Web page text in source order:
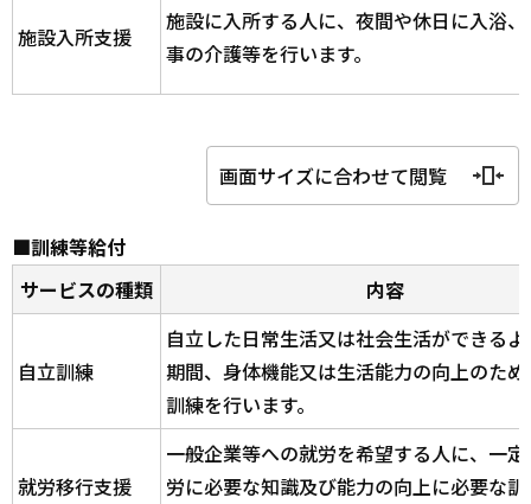
施設入所支援
施設に入所する人に、夜間や休日に入浴
事の介護等を行います。
画面サイズに合わせて閲覧
■訓練等給付
サービスの種類
内容
自立訓練
自立した日常生活又は社会生活ができる
期間、身体機能又は生活能力の向上のた
訓練を行います。
就労移行支援
一般企業等への就労を希望する人に、一
労に必要な知識及び能力の向上に必要な